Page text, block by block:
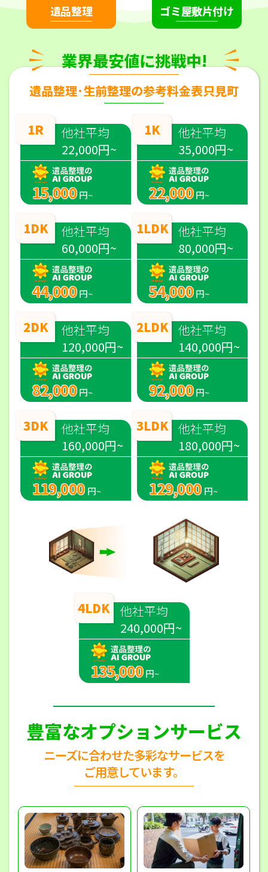
遺品整理 ゴミ屋敷片付け
業界最安値に挑戦中!
遺品整理･生前整理の参考料金表只見町
1R
他社平均
22,000円~
15,000 円~
1DK
他社平均
60,000円~
44,000 円~
2DK
他社平均
120,000円~
82,000 円~
3DK
他社平均
160,000円~
119,000 円~
4LDK 他社平均
240,000円~
135,000 円~
1K
他社平均
35,000円~
22,000 円~
1LDK 他社平均
80,000円~
54,000 円~
2LDK 他社平均
140,000円~
92,000 円~
3LDK 他社平均
180,000円~
129,000 円~
豊富なオプションサービス
ニーズに合わせた多彩なサービスを
ご用意しています。